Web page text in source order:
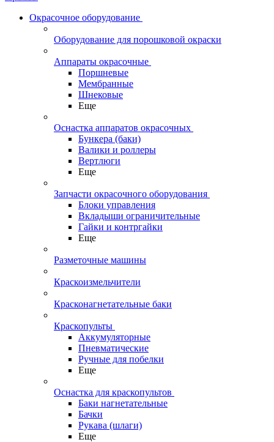
Окрасочное оборудование
Оборудование для порошковой окраски
Аппараты окрасочные
Поршневые
Мембранные
Шнековые
Еще
Оснастка аппаратов окрасочных
Бункера (баки)
Валики и роллеры
Вертлюги
Еще
Запчасти окрасочного оборудования
Блоки управления
Вкладыши ограничительные
Гайки и контргайки
Еще
Разметочные машины
Краскоизмельчители
Красконагнетательные баки
Краскопульты
Аккумуляторные
Пневматические
Ручные для побелки
Еще
Оснастка для краскопультов
Баки нагнетательные
Бачки
Рукава (шлаги)
Еще